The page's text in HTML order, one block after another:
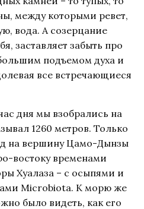
между которыми ревет,
вода. А созерцание
заставляет забыть про
подъемом духа и
все встречающиеся
дня мы взобрались на
1260 метров. Только
на вершину Цамо-Дынзы
востоку временами
Хуалаза – с осыпями и
Microbiota. К морю же
было видеть, как его